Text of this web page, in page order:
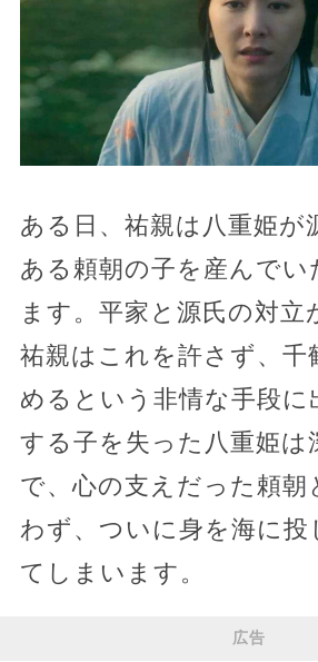
ある日、祐親は八重姫が
ある頼朝の子を産んでい
ます。平家と源氏の対立
祐親はこれを許さず、千
めるという非情な手段に
する子を失った八重姫は
で、心の支えだった頼朝
わず、ついに身を海に投
てしまいます。
広告